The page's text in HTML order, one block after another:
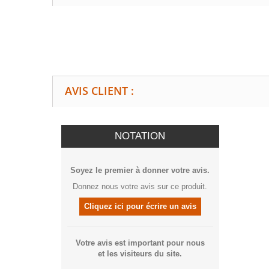
AVIS CLIENT :
NOTATION
Soyez le premier à donner votre avis.
Donnez nous votre avis sur ce produit.
Cliquez ici pour écrire un avis
Votre avis est important pour nous
et les visiteurs du site.